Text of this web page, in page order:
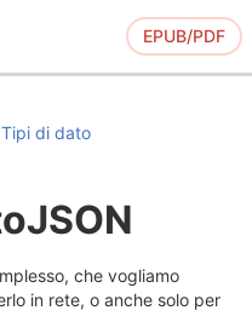
EPUB/PDF
Tipi di dato
che vogliamo
in rete, o anche solo per